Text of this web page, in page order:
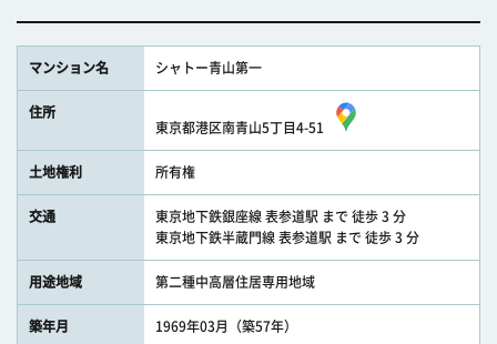
マンション名 シャトー青山第一
住所
東京都港区南青山5丁目4-51
土地権利 所有権
交通
東京地下鉄銀座線 表参道駅 まで 徒歩 3 分
東京地下鉄半蔵門線 表参道駅 まで 徒歩 3 分
用途地域 第二種中高層住居専用地域
築年月 1969年03月（築57年）